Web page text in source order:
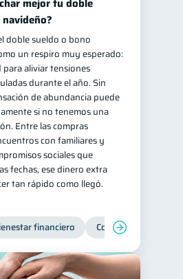
mejor tu doble
doble sueldo o bono
un respiro muy esperado:
aliviar tensiones
durante el año. Sin
de abundancia puede
si no tenemos una
Entre las compras
con familiares y
sociales que
fechas, ese dinero extra
tan rápido como llegó.
financiero Consejos